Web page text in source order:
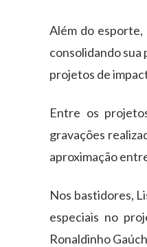
Além do esporte,
consolidando sua
projetos de
Entre os
gravações
aproximação
Nos bastidores,
especiais no
Ronaldinho